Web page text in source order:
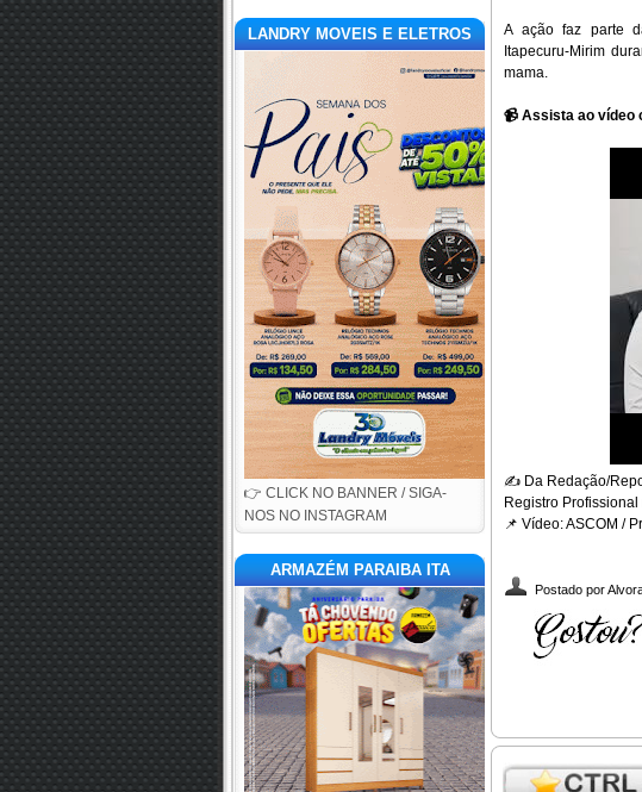
LANDRY MOVEIS E ELETROS
👉 CLICK NO BANNER / SIGA-
NOS NO INSTAGRAM
ARMAZÉM PARAIBA ITA
A ação faz parte
Itapecuru-Mirim
mama.
📹 Assista ao vídeo
✍️ Da Redação/
Registro
📌 Vídeo: ASCOM /
Postado por